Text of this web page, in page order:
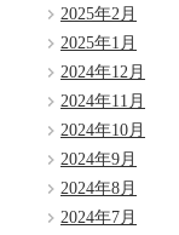
2025年2月
2025年1月
2024年12月
2024年11月
2024年10月
2024年9月
2024年8月
2024年7月